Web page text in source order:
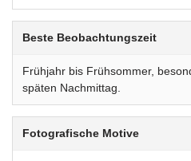
Beste Beobachtungszeit
Frühjahr bis Frühsommer,
späten Nachmittag.
Fotografische Motive